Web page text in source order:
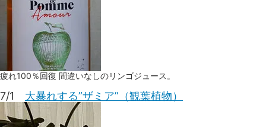
疲れ100％回復 間違いなしのリンゴジュース。
7/1 大暴れする”ザミア”（観葉植物）